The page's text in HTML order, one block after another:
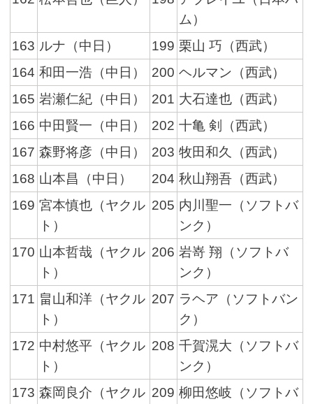
ム）
163 ルナ（中日） 199 栗山 巧（西武）
164 和田一浩（中日） 200 ヘルマン（西武）
165 岩瀬仁紀（中日） 201 大石達也（西武）
166 中田賢一（中日） 202 十亀 剣（西武）
167 森野将彦（中日） 203 牧田和久（西武）
168 山本昌（中日） 204 秋山翔吾（西武）
169 宮本慎也（ヤクル
ト）
205 内川聖一（ソフトバ
ンク）
170 山本哲哉（ヤクル
ト）
206 岩嵜 翔（ソフトバ
ンク）
171 畠山和洋（ヤクル
ト）
207 ラヘア（ソフトバン
ク）
172 中村悠平（ヤクル
ト）
208 千賀滉大（ソフトバ
ンク）
173 森岡良介（ヤクル 209 柳田悠岐（ソフトバ